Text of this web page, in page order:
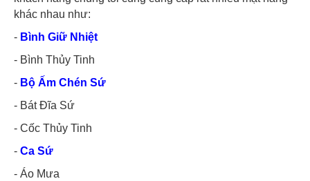
khác nhau như:
- Bình Giữ Nhiệt
- Bình Thủy Tinh
- Bộ Ấm Chén Sứ
- Bát Đĩa Sứ
- Cốc Thủy Tinh
- Ca Sứ
- Áo Mưa